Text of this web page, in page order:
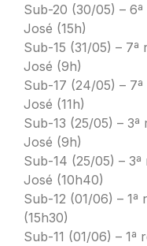
Sub-20 (30/05) –
José (15h)
Sub-15 (31/05) – 7ª
José (9h)
Sub-17 (24/05) –
José (11h)
Sub-13 (25/05) –
José (9h)
Sub-14 (25/05) –
José (10h40)
Sub-12 (01/06) – 1ª
(15h30)
Sub-11 (01/06) – 1ª